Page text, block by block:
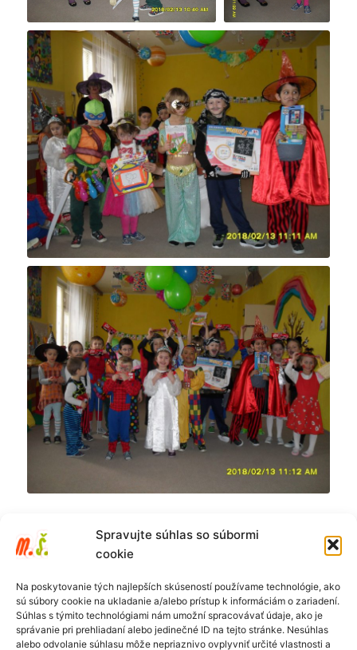
Spravujte súhlas so súbormi
cookie
Na poskytovanie tých najlepších skúseností používame technológie, ako
sú súbory cookie na ukladanie a/alebo prístup k informáciám o zariadení.
Súhlas s týmito technológiami nám umožní spracovávať údaje, ako je
správanie pri prehliadaní alebo jedinečné ID na tejto stránke. Nesúhlas
alebo odvolanie súhlasu môže nepriaznivo ovplyvniť určité vlastnosti a